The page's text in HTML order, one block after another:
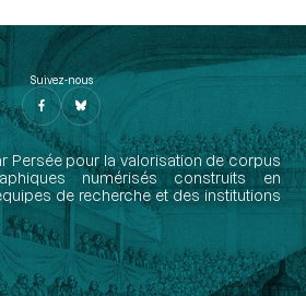
Suivez-nous
Persée pour la valorisation de corpus
numérisés construits en
de recherche et des institutions